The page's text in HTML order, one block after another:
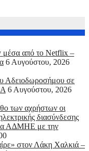
μέσα από το Netflix –
6 Αυγούστου, 2026
Αδειοδωροσήμου σε
6 Αυγούστου, 2026
των αχρήστων οι
διασύνδεσης
ΑΔΜΗΕ με την
στον Λάκη Χαλκιά –